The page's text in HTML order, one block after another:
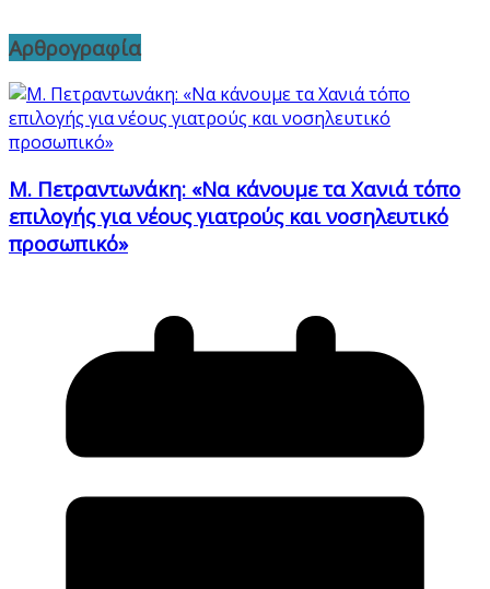
Αρθρογραφία
Μ. Πετραντωνάκη: «Να κάνουμε τα Χανιά τόπο
επιλογής για νέους γιατρούς και νοσηλευτικό
προσωπικό»